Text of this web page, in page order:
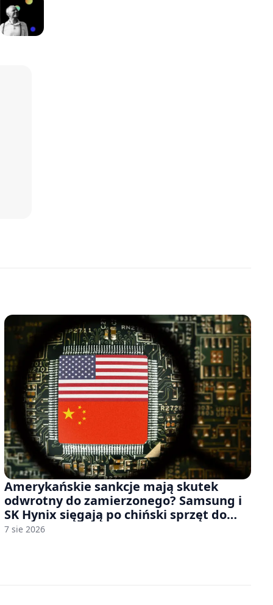
Amerykańskie sankcje mają skutek
odwrotny do zamierzonego? Samsung i
SK Hynix sięgają po chiński sprzęt do
fabryk chipów
7 sie 2026